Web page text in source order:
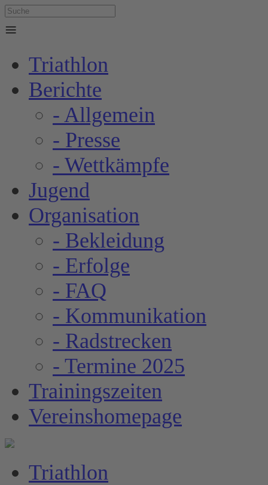
≡
Triathlon
Berichte
- Allgemein
- Presse
- Wettkämpfe
Jugend
Organisation
- Bekleidung
- Erfolge
- FAQ
- Kommunikation
- Radstrecken
- Termine 2025
Trainingszeiten
Vereinshomepage
Triathlon